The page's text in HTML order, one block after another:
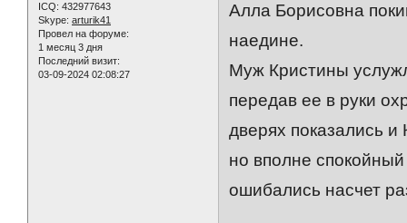
ICQ: 432977643
Skype: arturik41
Провел на форуме:
1 месяц 3 дня
Последний визит:
03-09-2024 02:08:27
Алла Борисовна
наедине.
Муж Кристины
передав ее в руки
дверях показались
но вполне
ошибались насчет